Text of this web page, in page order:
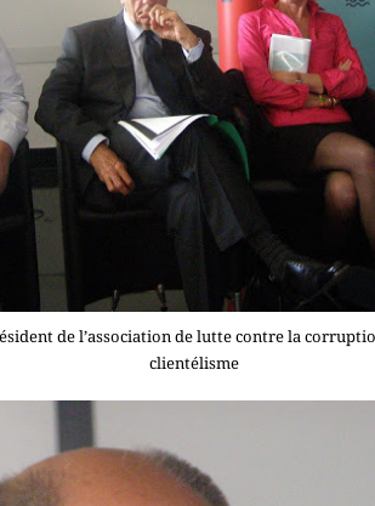
de l’association de lutte contre la
clientélisme